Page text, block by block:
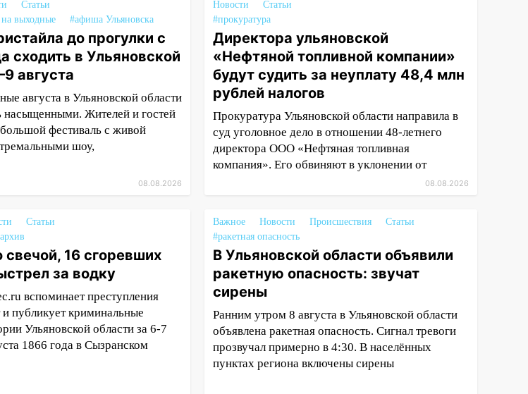
Статьи
выходные
#афиша Ульяновска
до прогулки с
сходить в Ульяновской
августа
августа в Ульяновской области
Жителей и гостей
фестиваль с живой
шоу,
08.08.2026
Новости
Статьи
#прокуратура
Директора ульяновской
«Нефтяной топливной компании»
будут судить за неуплату 48,4 млн
рублей налогов
Прокуратура Ульяновской области направила в
суд уголовное дело в отношении 48-летнего
директора ООО «Нефтяная топливная
компания». Его обвиняют в уклонении от
08.08.2026
Статьи
16 сгоревших
за водку
вспоминает преступления
публикует криминальные
Ульяновской области за 6-7
1866 года в Сызранском
Важное Новости Происшествия
Статьи
#ракетная опасность
В Ульяновской области объявили
ракетную опасность: звучат
сирены
Ранним утром 8 августа в Ульяновской области
объявлена ракетная опасность. Сигнал тревоги
прозвучал примерно в 4:30. В населённых
пунктах региона включены сирены